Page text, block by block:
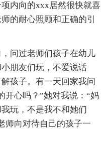
内向的xxx居然很快就喜
的耐心照顾和正确的引
问过老师们孩子在幼儿
朋友们玩，不爱说话
孩子。有一天回家我问
开心吗？”她对我说：“妈
玩，不是我不和她们
师向对待自己的孩子一